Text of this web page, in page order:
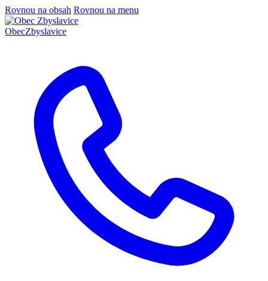
Rovnou na obsah Rovnou na menu
ObecZbyslavice